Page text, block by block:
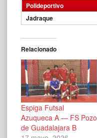
Polideportivo
Jadraque
Relacionado
Espiga Futsal
Azuqueca A — FS Pozo
de Guadalajara B